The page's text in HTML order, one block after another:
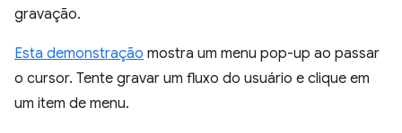
gravação.
Esta demonstração mostra um menu pop-up ao passar
o cursor. Tente gravar um fluxo do usuário e clique em
um item de menu.